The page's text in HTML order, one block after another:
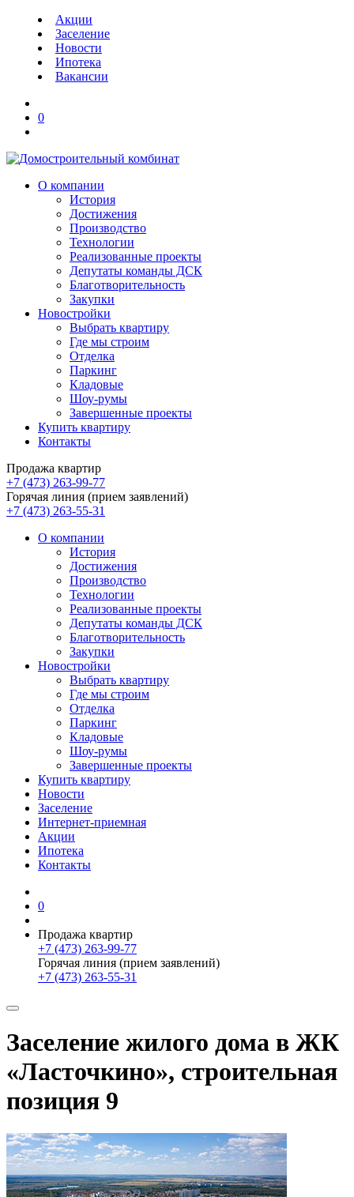
Акции
Заселение
Новости
Ипотека
Вакансии
0
О компании
История
Достижения
Производство
Технологии
Реализованные проекты
Депутаты команды ДСК
Благотворительность
Закупки
Новостройки
Выбрать квартиру
Где мы строим
Отделка
Паркинг
Кладовые
Шоу-румы
Завершенные проекты
Купить квартиру
Контакты
Продажа квартир
+7 (473) 263-99-77
Горячая линия (прием заявлений)
+7 (473) 263-55-31
О компании
История
Достижения
Производство
Технологии
Реализованные проекты
Депутаты команды ДСК
Благотворительность
Закупки
Новостройки
Выбрать квартиру
Где мы строим
Отделка
Паркинг
Кладовые
Шоу-румы
Завершенные проекты
Купить квартиру
Новости
Заселение
Интернет-приемная
Акции
Ипотека
Контакты
0
Продажа квартир
+7 (473) 263-99-77
Горячая линия (прием заявлений)
+7 (473) 263-55-31
Заселение жилого дома в ЖК
«Ласточкино», строительная
позиция 9